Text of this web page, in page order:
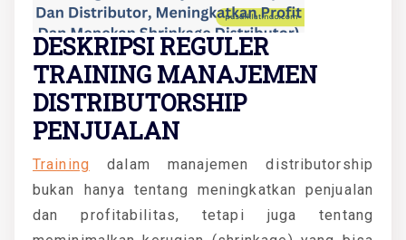
DESKRIPSI REGULER
TRAINING MANAJEMEN
DISTRIBUTORSHIP
PENJUALAN
Training dalam manajemen distributorship
bukan hanya tentang meningkatkan penjualan
dan profitabilitas, tetapi juga tentang